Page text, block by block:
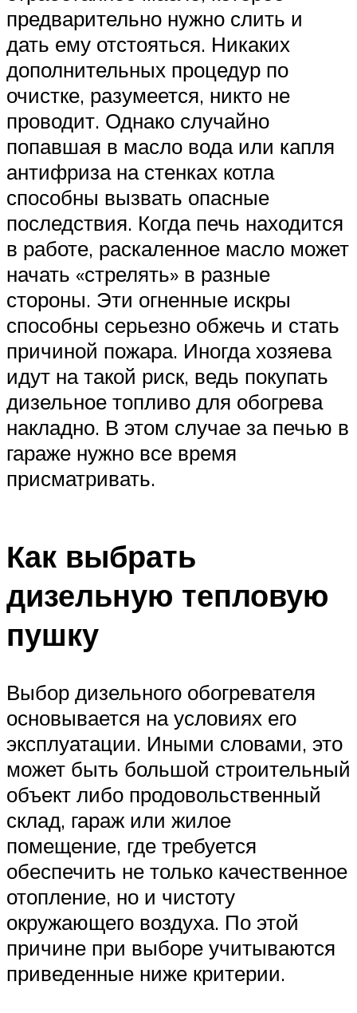
предварительно нужно слить и
дать ему отстояться. Никаких
дополнительных процедур по
очистке, разумеется, никто не
проводит. Однако случайно
попавшая в масло вода или капля
антифриза на стенках котла
способны вызвать опасные
последствия. Когда печь находится
в работе, раскаленное масло может
начать «стрелять» в разные
стороны. Эти огненные искры
способны серьезно обжечь и стать
причиной пожара. Иногда хозяева
идут на такой риск, ведь покупать
дизельное топливо для обогрева
накладно. В этом случае за печью в
гараже нужно все время
присматривать.
Как выбрать
дизельную тепловую
пушку
Выбор дизельного обогревателя
основывается на условиях его
эксплуатации. Иными словами, это
может быть большой строительный
объект либо продовольственный
склад, гараж или жилое
помещение, где требуется
обеспечить не только качественное
отопление, но и чистоту
окружающего воздуха. По этой
причине при выборе учитываются
приведенные ниже критерии.